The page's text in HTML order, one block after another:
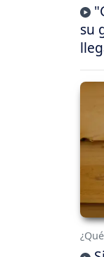
su